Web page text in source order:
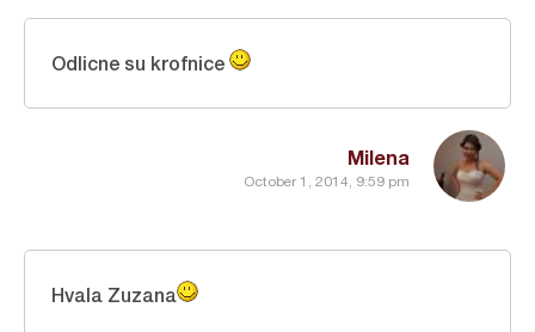
Milena
October 1, 2014, 9:59 pm
Odlicne su krofnice
Hvala Zuzana